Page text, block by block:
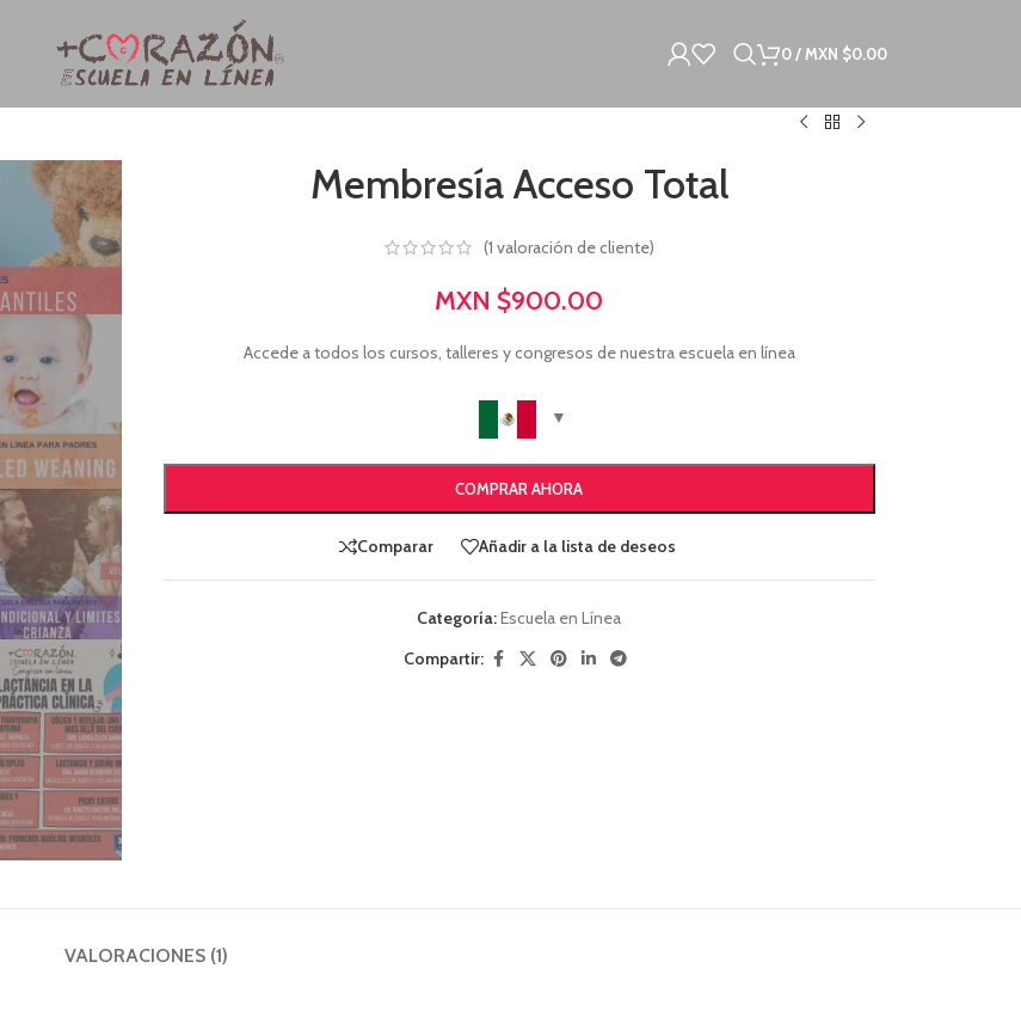
0/ MXN $0.00
Membresía Acceso Total
(1 valoración de cliente)
MXN $900.00
Accede a todos los cursos, talleres y congresos de nuestra escuela en línea
COMPRAR AHORA
Comparar Añadir a la lista de deseos
Categoría:Escuela en Línea
Compartir:
VALORACIONES (1)